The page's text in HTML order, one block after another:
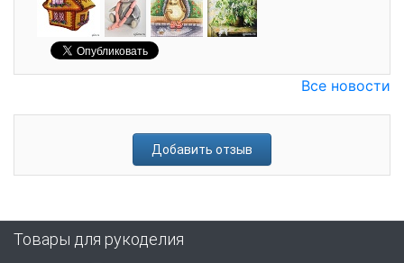
Все новости
Добавить отзыв
Товары для рукоделия